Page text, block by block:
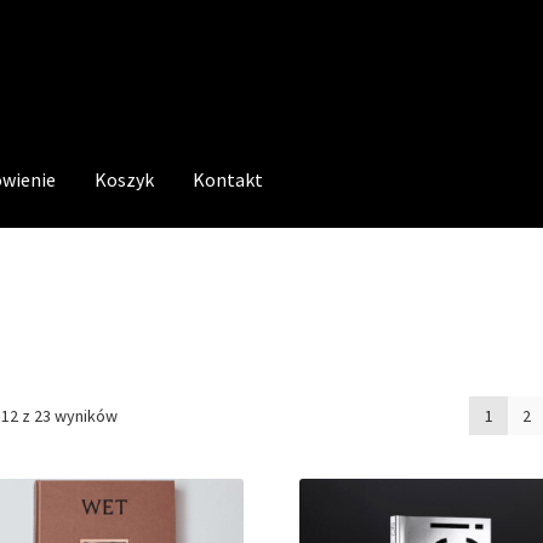
Koszyk Kontakt
z 23 wyników 1 2